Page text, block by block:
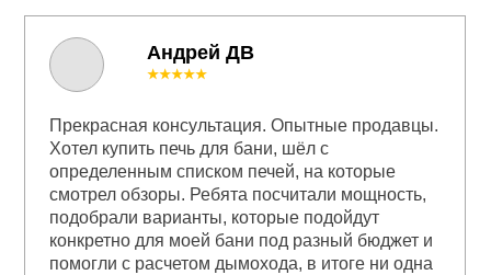
Андрей ДВ
★★★★★
Прекрасная консультация. Опытные продавцы.
Хотел купить печь для бани, шёл с
определенным списком печей, на которые
смотрел обзоры. Ребята посчитали мощность,
подобрали варианты, которые подойдут
конкретно для моей бани под разный бюджет и
помогли с расчетом дымохода, в итоге ни одна